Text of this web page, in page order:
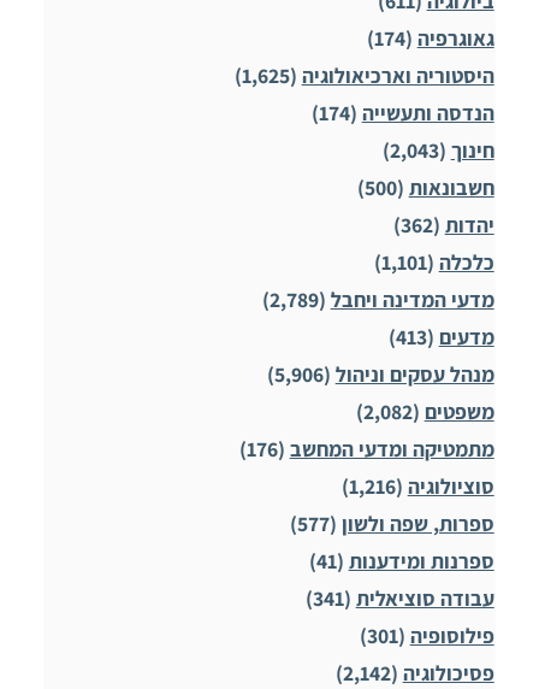
גאוגרפיה (174)
היסטוריה וארכיאולוגיה (1,625)
הנדסה ותעשייה (174)
חינוך (2,043)
חשבונאות (500)
יהדות (362)
כלכלה (1,101)
מדעי המדינה ויחבל (2,789)
מדעים (413)
מנהל עסקים וניהול (5,906)
משפטים (2,082)
מתמטיקה ומדעי המחשב (176)
סוציולוגיה (1,216)
ספרות, שפה ולשון (577)
ספרנות ומידענות (41)
עבודה סוציאלית (341)
פילוסופיה (301)
פסיכולוגיה (2,142)